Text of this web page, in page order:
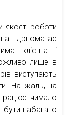
якості роботи
допомагає
клієнта і
лише в
виступають
На жаль, на
чимало
бути набагато